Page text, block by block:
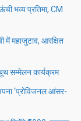
भव्य प्रतिमा, CM
महाजुटाव, आरक्षित
सम्मेलन कार्यक्रम
‘प्रोविजनल आंसर-